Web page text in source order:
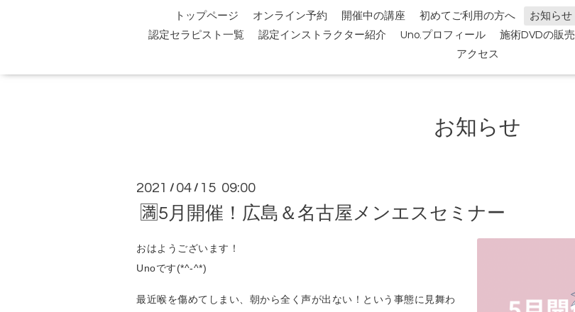
トップページ オンライン予約 開催中の講座 初めてご利用の方へ お知らせ
認定セラピスト一覧
認定インストラクター紹介 Uno.プロフィール 施術DVDの販売
アクセス
お知らせ
2021 / 04 / 15 09:00
🈵5月開催！広島＆名古屋メンエスセミナー
おはようございます！
Unoです(*^-^*)
最近喉を傷めてしまい、朝から全く声が出ない！という事態に見舞わ